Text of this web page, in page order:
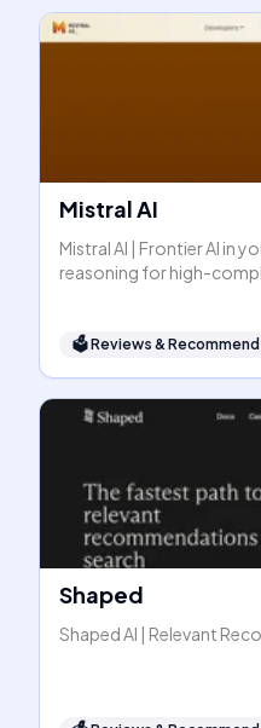
Mistral AI
Mistral AI | Frontier AI in
reasoning for high-
🗳Reviews & Recommend
Shaped
Shaped AI | Relevant